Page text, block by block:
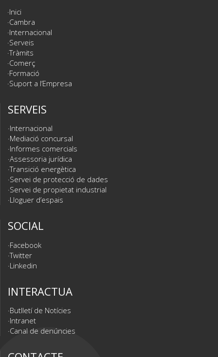
Inici
Cambra
Internacional
Serveis
Tràmits
Comerç
Formació
Suport a l’Empresa
SERVEIS
Internacional
Mediació concursal
Informes comercials
Assessoria jurídica
Transició energètica
Servei de protecció de dades
Servei de propietat industrial
Lloguer d’espais
SOCIAL
Facebook
Twitter
Linkedin
INTERACTUA
Butlletí de Notícies
Intranet
Canal de denúncies